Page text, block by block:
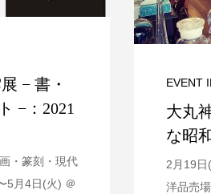
− 書・
−：2021
・篆刻・現代
5月4日(火) ＠
EVENT
大丸
な昭
2月19
洋品売